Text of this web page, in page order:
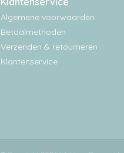
Algemene voorwaarden
Betaalmethoden
Verzenden & retourneren
Klantenservice